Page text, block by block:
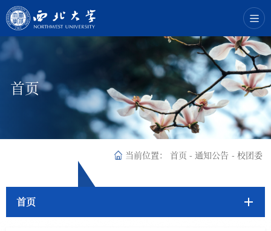
首页
当前位置： 首页 - 通知公告 - 校团委
首页